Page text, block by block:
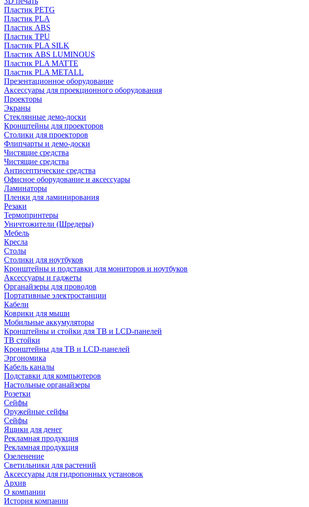
Пластик PETG
Пластик PLA
Пластик ABS
Пластик TPU
Пластик PLA SILK
Пластик ABS LUMINOUS
Пластик PLA MATTE
Пластик PLA METALL
Презентационное оборудование
Аксессуары для проекционного оборудования
Проекторы
Экраны
Стеклянные демо-доски
Кронштейны для проекторов
Столики для проекторов
Флипчарты и демо-доски
Чистящие средства
Чистящие средства
Антисептические средства
Офисное оборудование и аксессуары
Ламинаторы
Пленки для ламинирования
Резаки
Термопринтеры
Уничтожители (Шредеры)
Мебель
Кресла
Столы
Столики для ноутбуков
Кронштейны и подставки для мониторов и ноутбуков
Аксессуары и гаджеты
Органайзеры для проводов
Портативные электростанции
Кабели
Коврики для мыши
Мобильные аккумуляторы
Кронштейны и стойки для ТВ и LCD-панелей
ТВ стойки
Кронштейны для ТВ и LCD-панелей
Эргономика
Кабель каналы
Подставки для компьютеров
Настольные органайзеры
Розетки
Сейфы
Оружейные сейфы
Сейфы
Ящики для денег
Рекламная продукция
Рекламная продукция
Озеленение
Светильники для растений
Аксессуары для гидропонных установок
Архив
О компании
История компании